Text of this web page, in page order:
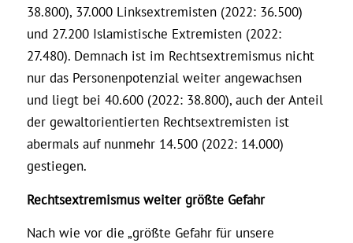
38.800), 37.000 Linksextremisten (2022: 36.500)
und 27.200 Islamistische Extremisten (2022:
27.480). Demnach ist im Rechtsextremismus nicht
nur das Personenpotenzial weiter angewachsen
und liegt bei 40.600 (2022: 38.800), auch der Anteil
der gewaltorientierten Rechtsextremisten ist
abermals auf nunmehr 14.500 (2022: 14.000)
gestiegen.
Rechtsextremismus weiter größte Gefahr
Nach wie vor die „größte Gefahr für unsere